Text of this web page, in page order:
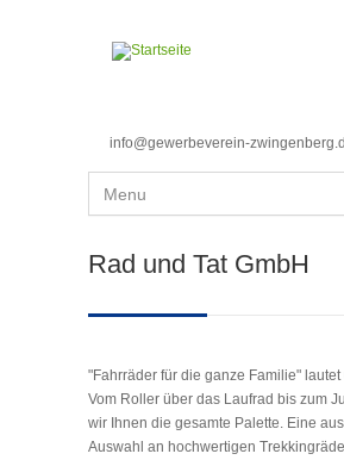
info@gewerbeverein-
Sie sind hier
Rad und Tat GmbH
"Fahrräder für die ganze Familie" lautet
Vom Roller über das Laufrad bis zum
wir Ihnen die gesamte Palette. Eine
Auswahl an hochwertigen